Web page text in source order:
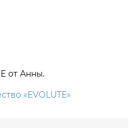
от Анны.
«EVOLUTE»